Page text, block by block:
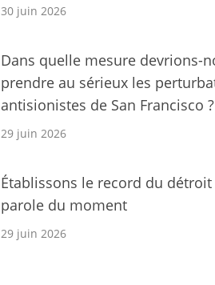
30 juin 2026
Dans quelle mesure devrions-
prendre au sérieux les
antisionistes de San Francisco ?
29 juin 2026
Établissons le record du
parole du moment
29 juin 2026